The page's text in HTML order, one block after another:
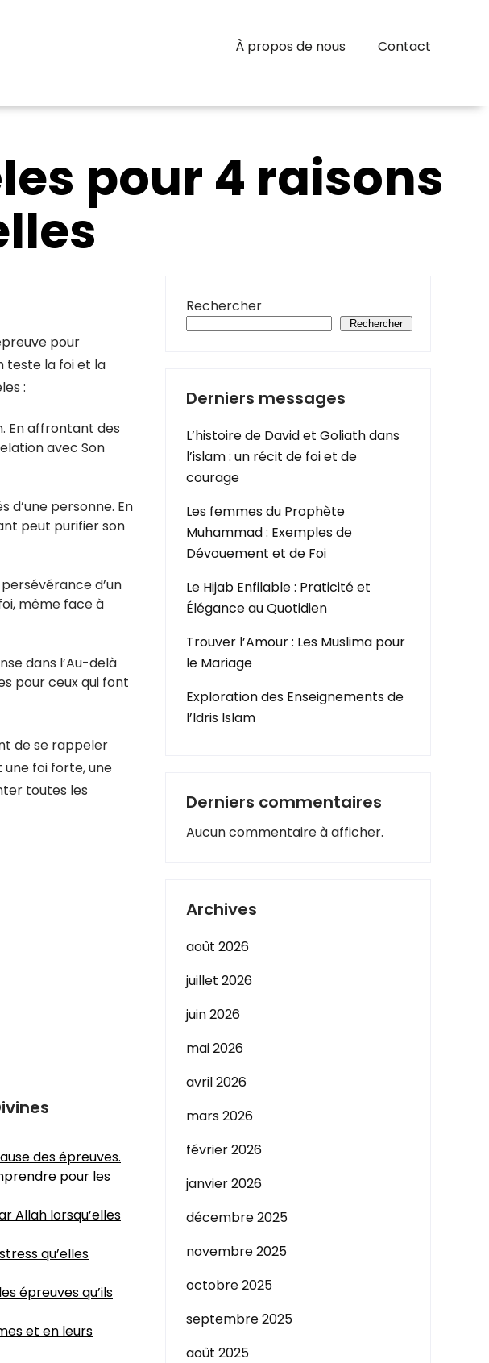
À propos de nous Contact
pour 4 raisons
pour
teste la foi et la
:
En affrontant des
avec Son
d’une personne. En
peut purifier son
d’un
même face à
dans l’Au-delà
pour ceux qui font
de se rappeler
une foi forte, une
toutes les
des épreuves.
pour les
Allah lorsqu’elles
qu’elles
épreuves qu’ils
et en leurs
Rechercher
Rechercher
Derniers messages
L’histoire de David et Goliath dans
l’islam : un récit de foi et de
courage
Les femmes du Prophète
Muhammad : Exemples de
Dévouement et de Foi
Le Hijab Enfilable : Praticité et
Élégance au Quotidien
Trouver l’Amour : Les Muslima pour
le Mariage
Exploration des Enseignements de
l’Idris Islam
Derniers commentaires
Aucun commentaire à afficher.
Archives
août 2026
juillet 2026
juin 2026
mai 2026
avril 2026
mars 2026
février 2026
janvier 2026
décembre 2025
novembre 2025
octobre 2025
septembre 2025
août 2025